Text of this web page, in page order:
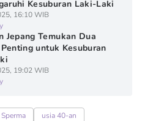
Kesuburan Laki-Laki
16:10 WIB
Jepang Temukan Dua
untuk Kesuburan
19:02 WIB
Sperma usia 40-an